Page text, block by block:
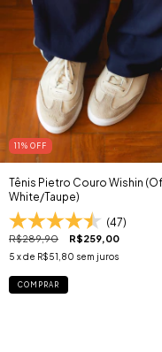
11 % OFF
Tênis Pietro Couro Wishin
White/Taupe)
(47)
R$289,90 R$259,00
5 x de R$51,80 sem juros
COMPRAR